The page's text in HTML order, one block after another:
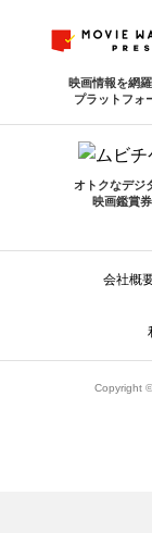
映画情報を網
プラットフォ
オトクなデジ
映画鑑賞券
会社概
Copyright